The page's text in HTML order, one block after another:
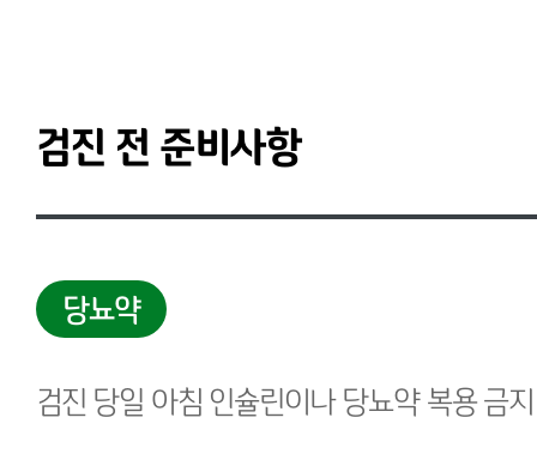
검진 전 준비사항
당뇨약
검진 당일 아침 인슐린이나 당뇨약 복용 금지